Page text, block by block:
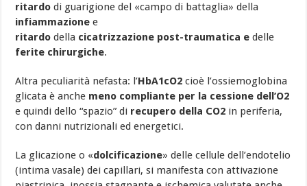
ritardo di guarigione del «campo di battaglia» della
infiammazionee
ritardo della cicatrizzazione post-traumatica edelle
ferite chirurgiche.
Altra peculiarità nefasta: l’HbA1cO2cioè l’ossiemoglobina
glicata è anche meno compliante per la cessione dell’O2
e quindi dello “spazio” di recupero della CO2 in periferia,
con danni nutrizionali ed energetici.
La glicazione o «dolcificazione» delle cellule dell’endotelio
(intima vasale) dei capillari, si manifesta con attivazione